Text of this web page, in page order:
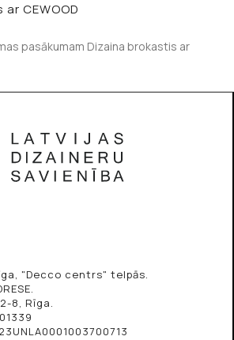
CEWOOD
pasākumam Dizaina brokastis ar
"Decco centrs" telpās.
8, Rīga.